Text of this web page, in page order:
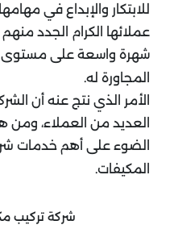
للابتكار والإبداع في
عملائها الكرام الجدد منهم
شهرة واسعة على مستوى
المجاورة له.
الأمر الذي نتج عنه أن
العديد من العملاء،
الضوء على أهم خدمات
المكيفات.
شركة تركيب